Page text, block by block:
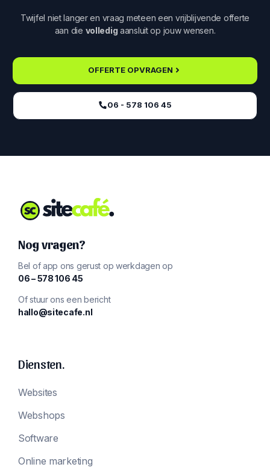
Twijfel niet langer en vraag meteen een vrijblijvende offerte
aan die volledig aansluit op jouw wensen.
OFFERTE OPVRAGEN
06 - 578 106 45‬
Nog vragen?
Bel of app ons gerust op werkdagen op
‪06 – 578 106 45‬
Of stuur ons een bericht
hallo@sitecafe.nl
Diensten.
Websites
Webshops
Software
Online marketing